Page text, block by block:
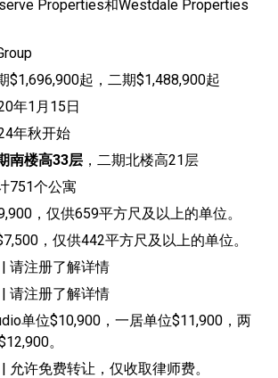
Properties和Westdale Properties
$1,696,900起，二期$1,488,900起
年1月15日
年秋开始
南楼高33层，二期北楼高21层
751个公寓
，仅供659平方尺及以上的单位。
，仅供442平方尺及以上的单位。
请注册了解详情
请注册了解详情
单位$10,900，一居单位$11,900，两
。
允许免费转让，仅收取律师费。